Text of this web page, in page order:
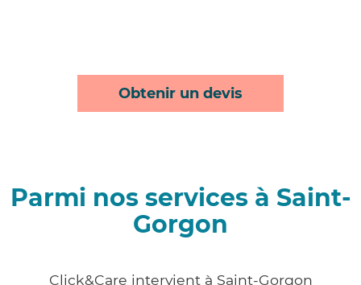
Obtenir un devis
Parmi nos services à Saint-
Gorgon
Click&Care intervient à Saint-Gorgon